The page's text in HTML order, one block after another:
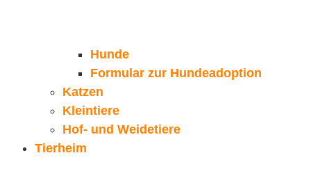
Hunde
Formular zur Hundeadoption
Katzen
Kleintiere
Hof- und Weidetiere
Tierheim